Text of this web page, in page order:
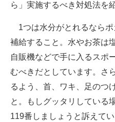
ら」実施するべき対処法を
1つは水分がとれるならポ
補給すること。水やお茶は
自販機などで手に入るスポ
むべきだとしています。さ
るよう、首、ワキ、足のつ
と。もしグッタリしている
119番しましょうと訴えてい